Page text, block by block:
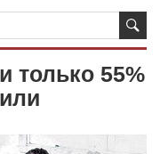
только 55%